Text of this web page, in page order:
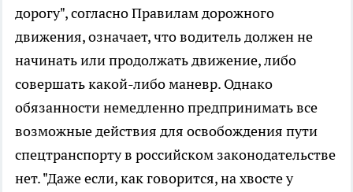
дорогу", согласно Правилам дорожного
движения, означает, что водитель должен не
начинать или продолжать движение, либо
совершать какой-либо маневр. Однако
обязанности немедленно предпринимать все
возможные действия для освобождения пути
спецтранспорту в российском законодательстве
нет. "Даже если, как говорится, на хвосте у